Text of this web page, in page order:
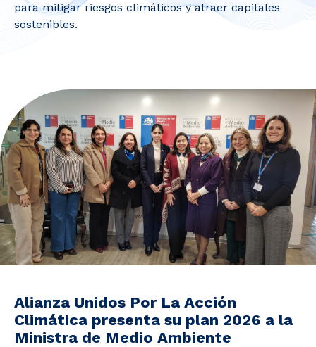
Eventos
CAM Santiago
Unidades de Servicios
para mitigar riesgos climáticos y atraer capitales
sostenibles.
Alianza Unidos Por La Acción
Climática presenta su plan 2026 a la
Ministra de Medio Ambiente